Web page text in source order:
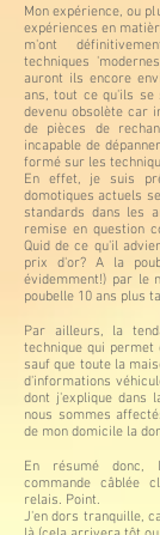
Mon expérience, ou
expériences en
m'ont
techniques
auront ils encore
ans, tout ce qu'ils
devenu obsolète car
de pièces de
incapable de
formé sur les
En effet, je suis
domotiques actuels
standards dans les
remise en question
Quid de ce qu'il
prix d'or? A la
évidemment!) par le
poubelle 10 ans plus
Par ailleurs, la
technique qui permet
sauf que toute la
d'informations
dont j'explique dans
nous sommes
de mon domicile la
En résumé donc,
commande câblée
relais. Point.
J'en dors tranquille,